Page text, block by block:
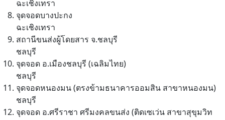
ฉะเชิงเทรา
จุดจอดบางปะกง
ฉะเชิงเทรา
สถานีขนส่งผู้โดยสาร จ.ชลบุรี
ชลบุรี
จุดจอด อ.เมืองชลบุรี (เฉลิมไทย)
ชลบุรี
จุดจอดหนองมน (ตรงข้ามธนาคารออมสิน สาขาหนองมน)
ชลบุรี
จุดจอด อ.ศรีราชา ศรีมงคลขนส่ง (ติดเซเว่น สาขาสุขุมวิท